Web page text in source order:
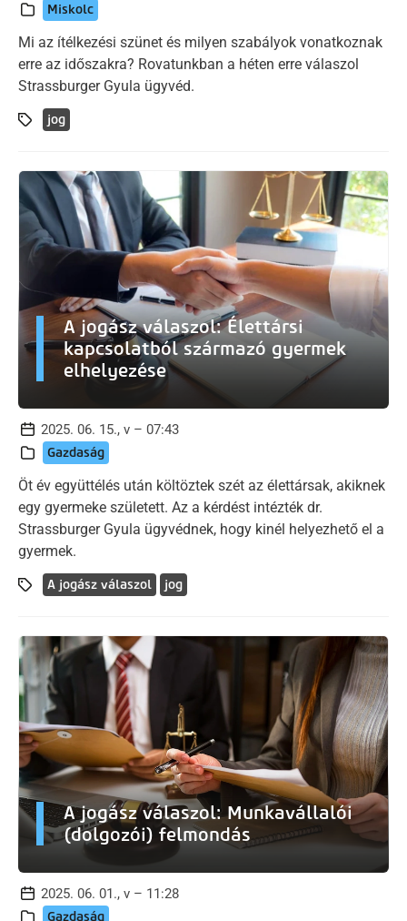
Miskolc
Mi az ítélkezési szünet és milyen szabályok vonatkoznak
erre az időszakra? Rovatunkban a héten erre válaszol
Strassburger Gyula ügyvéd.
jog
A jogász válaszol: Élettársi
kapcsolatból származó gyermek
elhelyezése
2025. 06. 15., v – 07:43
Gazdaság
Öt év együttélés után költöztek szét az élettársak, akiknek
egy gyermeke született. Az a kérdést intézték dr.
Strassburger Gyula ügyvédnek, hogy kinél helyezhető el a
gyermek.
A jogász válaszol jog
A jogász válaszol: Munkavállalói
(dolgozói) felmondás
2025. 06. 01., v – 11:28
Gazdaság